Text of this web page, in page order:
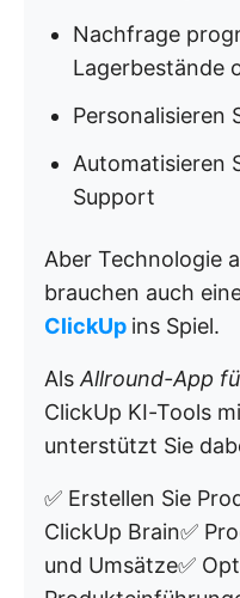
Nachfrage
Lagerbestände
Personalisieren
Automatisieren
Support
Aber Technologie
brauchen auch
ClickUp ins Spiel.
Als Allround-App
ClickUp KI-Tools
unterstützt Sie
✅ Erstellen Sie
ClickUp Brain✅
und Umsätze✅